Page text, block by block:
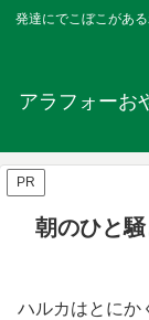
発達にでこぼこがあ
アラフォーお
PR
朝のひと
ハルカはとにか